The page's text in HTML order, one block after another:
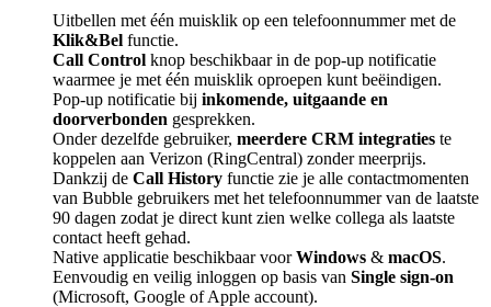
Uitbellen met één muisklik op een telefoonnummer met de
Klik&Bel functie.
Call Control knop beschikbaar in de pop-up notificatie
waarmee je met één muisklik oproepen kunt beëindigen.
Pop-up notificatie bij inkomende, uitgaande en
doorverbonden gesprekken.
Onder dezelfde gebruiker, meerdere CRM integraties te
koppelen aan Verizon (RingCentral) zonder meerprijs.
Dankzij de Call History functie zie je alle contactmomenten
van Bubble gebruikers met het telefoonnummer van de laatste
90 dagen zodat je direct kunt zien welke collega als laatste
contact heeft gehad.
Native applicatie beschikbaar voorWindows & macOS.
Eenvoudig en veilig inloggen op basis van Single sign-on
(Microsoft, Google of Apple account).